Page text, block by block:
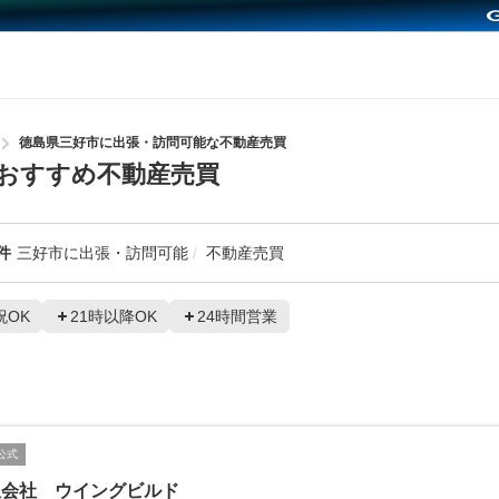
徳島県三好市に出張・訪問可能な不動産売買
すすめ不動産売買
三好市に出張・訪問可能 不動産売買
OK 21時以降OK 24時間営業
式
社 ウイングビルド